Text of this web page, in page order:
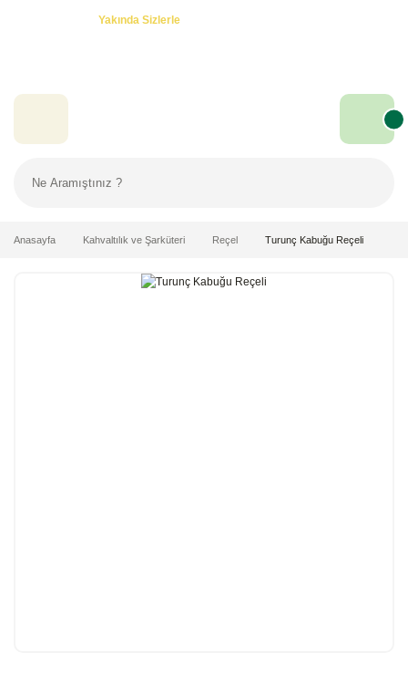
Yakında Sizlerle
Anasayfa Kahvaltılık ve Şarküteri Reçel Turunç Kabuğu Reçeli